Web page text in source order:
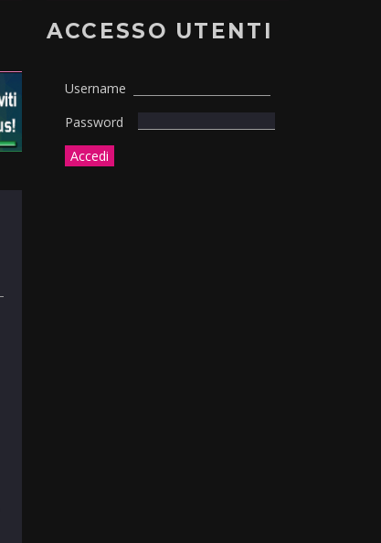
ACCESSO UTENTI
Username
Password